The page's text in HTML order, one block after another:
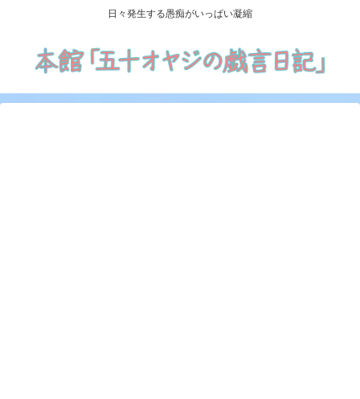
日々発生する愚痴がいっぱい凝縮